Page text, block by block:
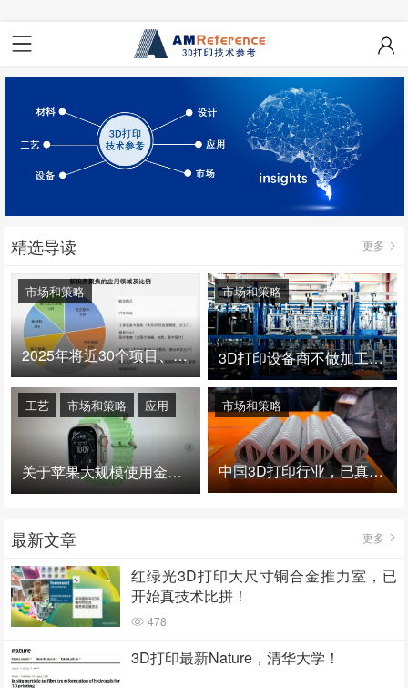
精选导读 更多
2025年将近30个项目、150亿投资：3D打印真的迎来爆发拐点了吗
市场和策略
3D打印设备商不做加工服务，就成了旁观者！
市场和策略
关于苹果大规模使用金属3D打印的思考
工艺 市场和策略 应用
中国3D打印行业，已真正进入爆发时代！
市场和策略
最新文章 更多
红绿光3D打印大尺寸铜合金推力室，已
开始真技术比拼！
478
3D打印最新Nature，清华大学！